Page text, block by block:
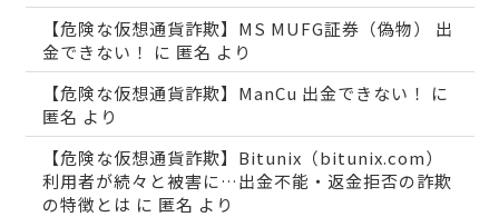
【危険な仮想通貨詐欺】MS MUFG証券（偽物） 出
金できない！
に 匿名 より
【危険な仮想通貨詐欺】ManCu 出金できない！
に
匿名 より
【危険な仮想通貨詐欺】Bitunix（bitunix.com）
利用者が続々と被害に…出金不能・返金拒否の詐欺
の特徴とは に 匿名 より